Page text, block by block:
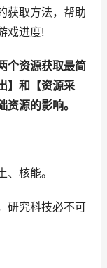
获取方法，帮助
戏进度!
个资源获取最简
】和【资源采
源的影响。
核能。
究科技必不可